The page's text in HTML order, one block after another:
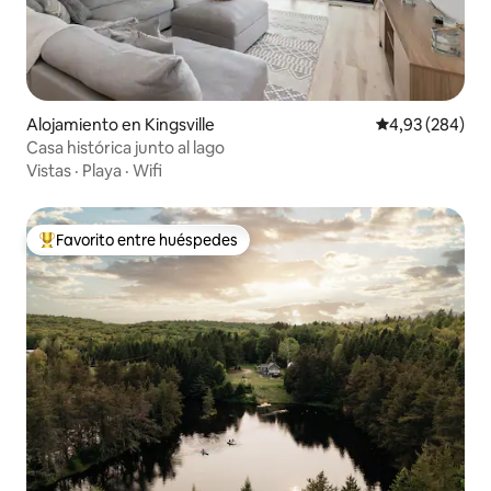
Alojamiento en Kingsville Calificación
4,93 (284)
Casa histórica junto al lago
Vistas · Playa · Wifi
Favorito entre los huéspedes más destacados
Favorito entre huéspedes